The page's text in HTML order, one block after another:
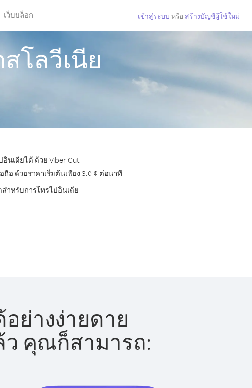
เว็บบล็อก เข้าสู่ระบบ หรือ สร้างบัญชีผู้ใช้ใหม่
โลวีเนีย
นเดียได้ ด้วย Viber Out
ด้วยราคาเริ่มต้นเพียง 3.0 ¢ ต่อนาที
ำหรับการโทรไปอินเดีย
ย่างง่ายดาย
ว คุณก็สามารถ: